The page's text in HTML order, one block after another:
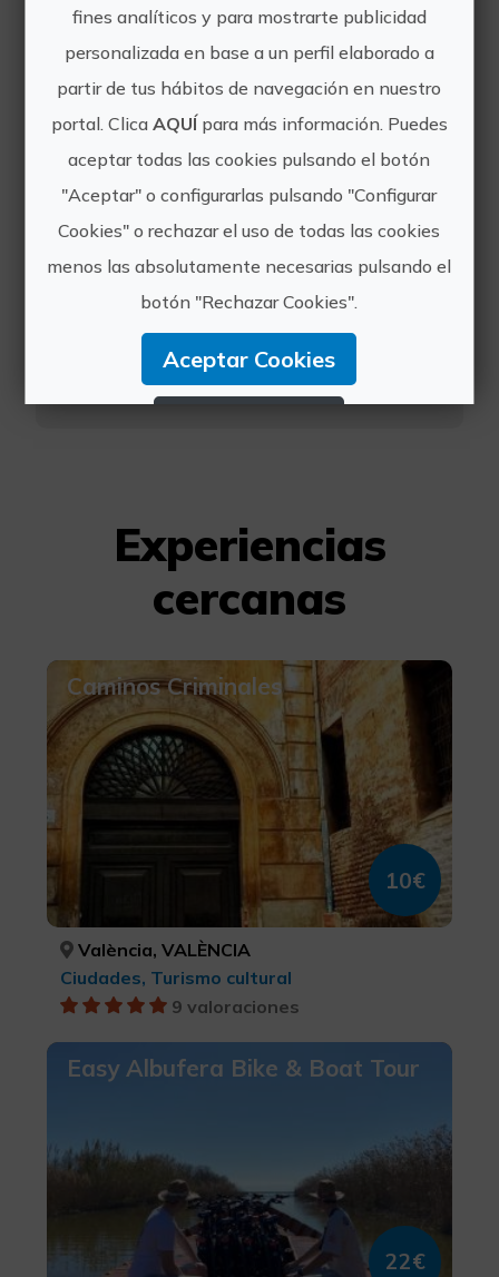
VIAJES TANAICA
http://www.viajestanaica.com
info@viajestanaica.com
962602581
Experiencias
cercanas
Caminos Criminales
10€
València, VALÈNCIA
Ciudades, Turismo cultural
9 valoraciones
Easy Albufera Bike & Boat Tour
22€
fines analíticos y para mostrarte publicidad
personalizada en base a un perfil elaborado a
partir de tus hábitos de navegación en nuestro
portal. Clica AQUÍpara más información. Puedes
aceptar todas las cookies pulsando el botón
"Aceptar" o configurarlas pulsando "Configurar
Cookies" o rechazar el uso de todas las cookies
menos las absolutamente necesarias pulsando el
botón "Rechazar Cookies".
Aceptar Cookies